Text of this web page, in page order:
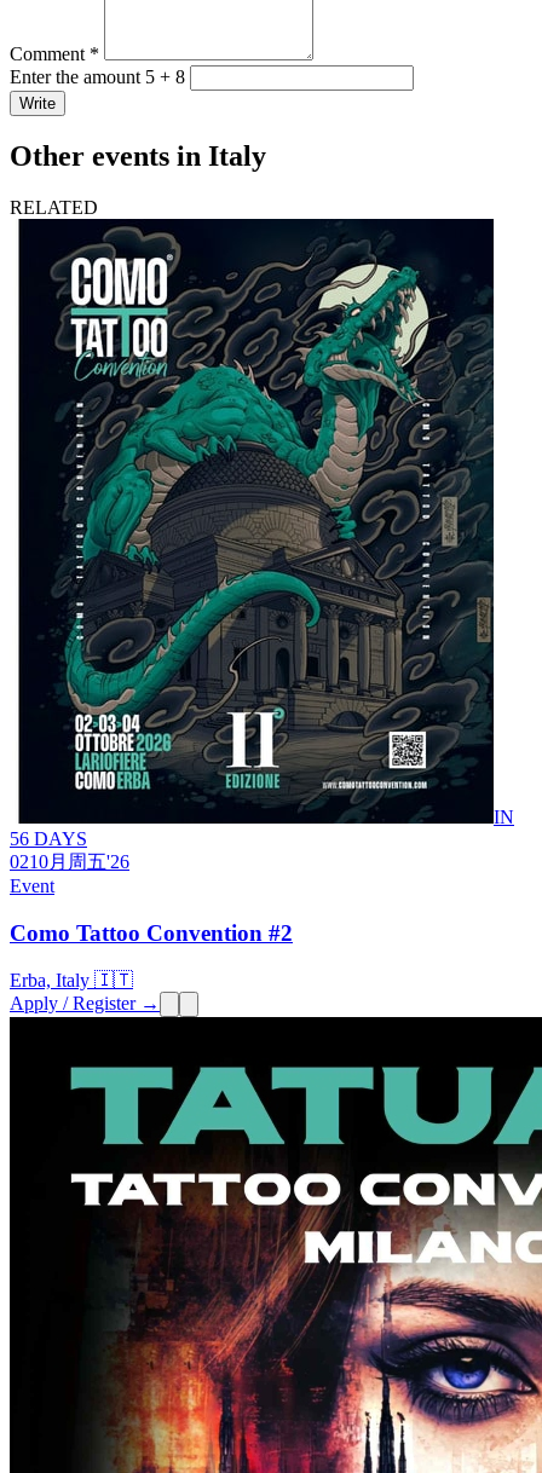
Comment *
Enter the amount 5 + 8
Write
Other events in Italy
RELATED
IN
56 DAYS
0210月 周五'26
Event
Como Tattoo Convention #2
Erba, Italy 🇮🇹
Apply / Register →